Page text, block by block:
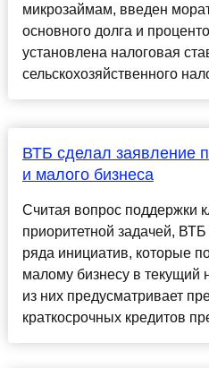
микрозаймам, введен
основного долга и
установлена налоговая
сельскохозяйственного
ВТБ сделал заявление
и малого бизнеса
Считая вопрос поддержки
приоритетной задачей, ВТБ
ряда инициатив, которые
малому бизнесу в текущий
из них предусматривает
краткосрочных кредитов